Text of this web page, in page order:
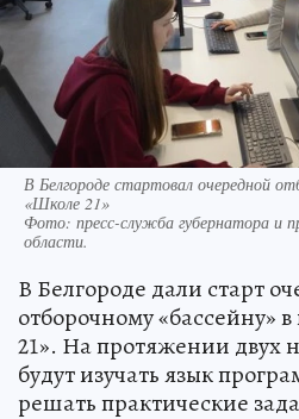
В Белгороде стартовал очередной
«Школе 21»
Фото: пресс-служба губернатора и
области.
В Белгороде дали старт
отборочному «бассейну»
21». На протяжении двух
будут изучать язык
решать практические